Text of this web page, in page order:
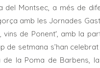
del Montsec, a més de
amb les Jornades
vins de Ponent', amb la
de setmana s’han
de la Poma de Barbens,